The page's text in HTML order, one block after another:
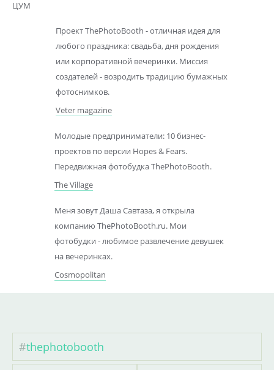
ЦУМ
Проект ThePhotoBooth - отличная идея для
любого праздника: свадьба, дня рождения
или корпоративной вечеринки. Миссия
создателей - возродить традицию бумажных
фотоснимков.
Veter magazine
Молодые предприниматели: 10 бизнес-
проектов по версии Hopes & Fears.
Передвижная фотобудка ThePhotoBooth.
The Village
Меня зовут Даша Савтаза, я открыла
компанию ThePhotoBooth.ru. Мои
фотобудки - любимое развлечение девушек
на вечеринках.
Cosmopolitan
#thephotobooth